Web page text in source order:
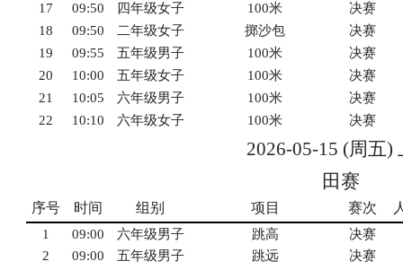
17
09:50 四年级女子 100米
决赛
18
09:50 二年级女子 掷沙包
决赛
19
09:55 五年级男子 100米
决赛
20
10:00 五年级女子 100米
决赛
21
10:05 六年级男子 100米
决赛
22
10:10 六年级女子 100米 决赛
2026-05-15 (周五)
田赛
序号 时间 组别 项目 赛次
1 09:00 六年级男子 跳高
决赛
2
09:00 五年级男子 跳远
决赛